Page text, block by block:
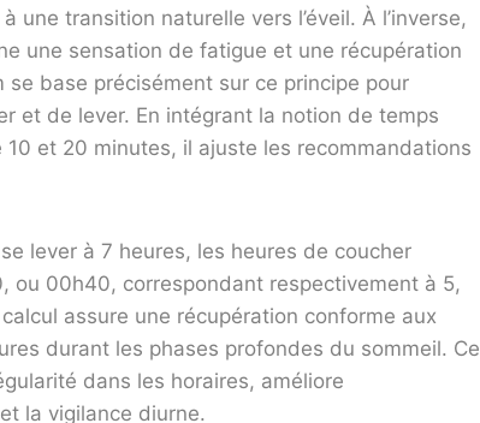
une transition naturelle vers l’éveil. À l’inverse,
une sensation de fatigue et une récupération
base précisément sur ce principe pour
et de lever. En intégrant la notion de temps
et 20 minutes, il ajuste les recommandations
lever à 7 heures, les heures de coucher
ou 00h40, correspondant respectivement à 5,
assure une récupération conforme aux
durant les phases profondes du sommeil. Ce
dans les horaires, améliore
la vigilance diurne.